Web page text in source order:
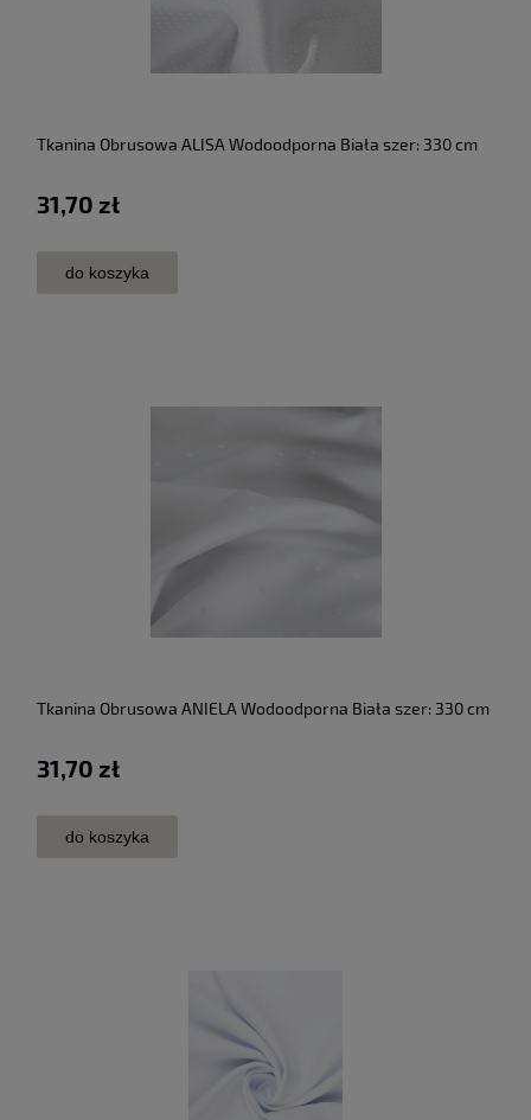
Tkanina Obrusowa ALISA Wodoodporna Biała szer: 330 cm
31,70 zł
do koszyka
Tkanina Obrusowa ANIELA Wodoodporna Biała szer: 330 cm
31,70 zł
do koszyka